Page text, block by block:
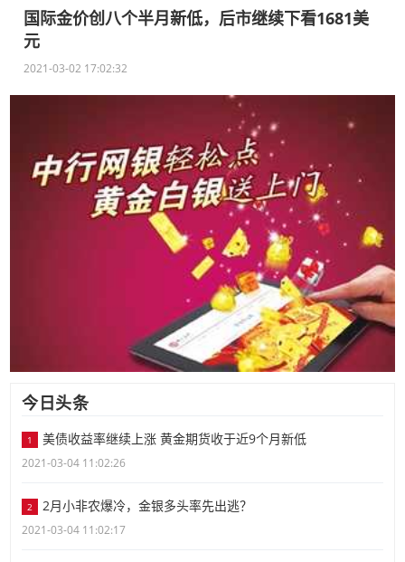
国际金价创八个半月新低，后市继续下看1681美
元
2021-03-02 17:02:32
今日头条
1 美债收益率继续上涨 黄金期货收于近9个月新低
2021-03-04 11:02:26
2 2月小非农爆冷，金银多头率先出逃？
2021-03-04 11:02:17